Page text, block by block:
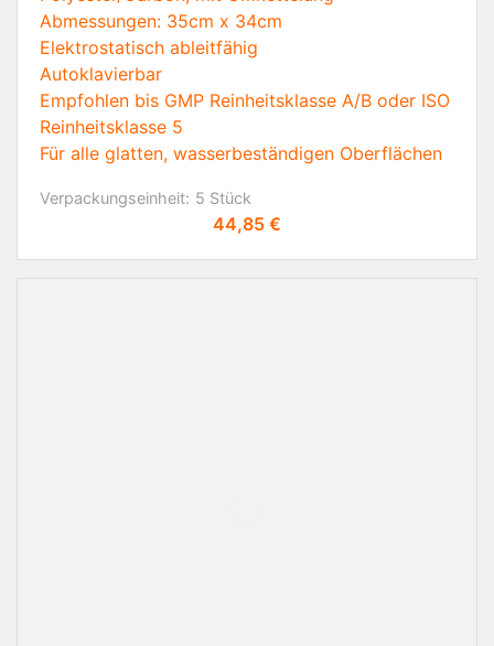
Abmessungen: 35cm x 34cm
Elektrostatisch ableitfähig
Autoklavierbar
Empfohlen bis GMP Reinheitsklasse A/B oder ISO
Reinheitsklasse 5
Für alle glatten, wasserbeständigen Oberflächen
Verpackungseinheit: 5 Stück
Preis
44,85 €